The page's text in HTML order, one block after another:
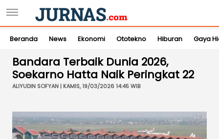
Beranda News Ekonomi Ototekno Hiburan Gaya
Bandara Terbaik Dunia 2026,
Soekarno Hatta Naik Peringkat 22
ALIYUDIN SOFYAN | KAMIS, 19/03/2026 14:45 WIB